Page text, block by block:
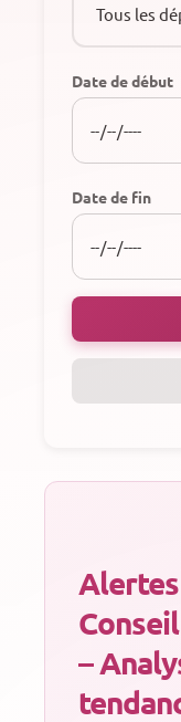
Date de début
Date de fin
Alertes
–